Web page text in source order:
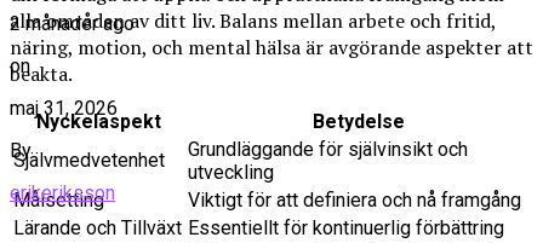
alla områden av ditt liv. Balans mellan arbete och fritid,
näring, motion, och mental hälsa är avgörande aspekter att
beakta.
Nyckelaspekt
Betydelse
Självmedvetenhet
Grundläggande för självinsikt och
utveckling
Målsetting
Viktigt för att definiera och nå framgång
Lärande och Tillväxt Essentiellt för kontinuerlig förbättring
2 månader ago
on
maj 31, 2026
By
erikeriksson